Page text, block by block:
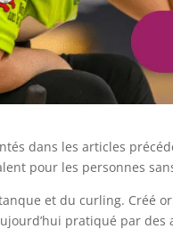
dans les articles
pour les personnes
et du curling. Créé
pratiqué par